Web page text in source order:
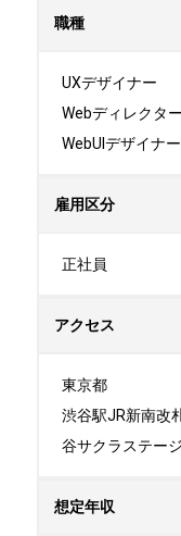
職種
UXデザイナー
Webディレクター
WebUIデザイナ
雇用区分
正社員
アクセス
東京都
渋谷駅JR新南改
谷サクラステー
想定年収